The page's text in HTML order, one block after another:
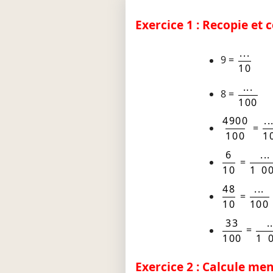
Exercice 1 : Recopie et
9 =
...
10
8 =
...
100
4900
100
=
...
6
10
=
...
1
48
10
=
...
100
33
100
=
1
Exercice 2 : Calcule